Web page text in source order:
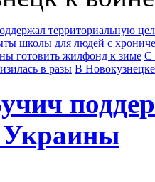
территориальную
школы для людей с
готовить жилфонд к зиме С
в разы В
Украины